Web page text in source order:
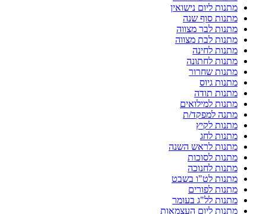
מתנות ליום נישואין
מתנות סוף שנה
מתנות לבר מצווה
מתנות לבת מצווה
מתנות לחינה
מתנות לחתונה
מתנות שחרור
מתנות גיוס
מתנות תודה
מתנות למילואים
מתנה למפקד/ת
מתנות לקיץ
מתנות לחג
מתנות לראש השנה
מתנות לסוכות
מתנות לחנוכה
מתנות לט"ו בשבט
מתנות לפורים
מתנות לל"ג בעומר
מתנות ליום העצמאות